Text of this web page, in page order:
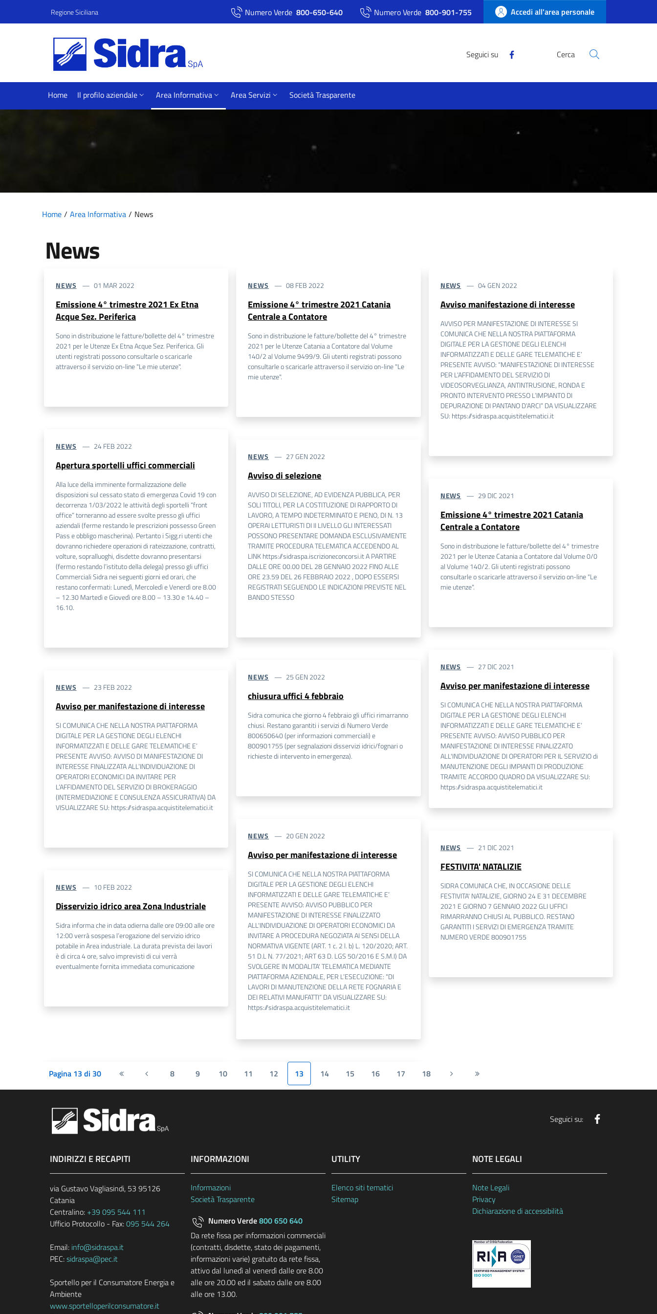
Vai al contenuto principale
Vai al menu principale
Regione Siciliana Numero Verde 800-650-640 Numero Verde 800-901-755 Accedi all'area personale
Seguici su Cerca
Home Il profilo aziendale Area Informativa Area Servizi Società Trasparente
Home Area Informativa News
News
NEWS 01 MAR 2022
Emissione 4° trimestre 2021 Ex Etna
Acque Sez. Periferica
Sono in distribuzione le fatture/bollette del 4° trimestre
2021 per le Utenze Ex Etna Acque Sez. Periferica. Gli
utenti registrati possono consultarle o scaricarle
attraverso il servizio on-line "Le mie utenze".
NEWS 24 FEB 2022
Apertura sportelli uffici commerciali
Alla luce della imminente formalizzazione delle
disposizioni sul cessato stato di emergenza Covid 19 con
decorrenza 1/03/2022 le attività degli sportelli “front
office” torneranno ad essere svolte presso gli uffici
aziendali (ferme restando le prescrizioni possesso Green
Pass e obbligo mascherina). Pertanto i Sigg.ri utenti che
dovranno richiedere operazioni di rateizzazione, contratti,
volture, sopralluoghi, disdette dovranno presentarsi
(fermo restando l’istituto della delega) presso gli uffici
Commerciali Sidra nei seguenti giorni ed orari, che
restano confermati: Lunedì, Mercoledì e Venerdì ore 8.00
– 12.30 Martedì e Giovedì ore 8.00 – 13.30 e 14.40 –
16.10.
NEWS 23 FEB 2022
Avviso per manifestazione di interesse
SI COMUNICA CHE NELLA NOSTRA PIATTAFORMA
DIGITALE PER LA GESTIONE DEGLI ELENCHI
INFORMATIZZATI E DELLE GARE TELEMATICHE E’
PRESENTE AVVISO: AVVISO DI MANIFESTAZIONE DI
INTERESSE FINALIZZATA ALL’INDIVIDUAZIONE DI
OPERATORI ECONOMICI DA INVITARE PER
L’AFFIDAMENTO DEL SERVIZIO DI BROKERAGGIO
(INTERMEDIAZIONE E CONSULENZA ASSICURATIVA) DA
VISUALIZZARE SU: https://sidraspa.acquistitelematici.it
NEWS 10 FEB 2022
Disservizio idrico area Zona Industriale
Sidra informa che in data odierna dalle ore 09:00 alle ore
12:00 verrà sospesa l’erogazione del servizio idrico
potabile in Area industriale. La durata prevista dei lavori
è di circa 4 ore, salvo imprevisti di cui verrà
eventualmente fornita immediata comunicazione
NEWS 08 FEB 2022
Emissione 4° trimestre 2021 Catania
Centrale a Contatore
Sono in distribuzione le fatture/bollette del 4° trimestre
2021 per le Utenze Catania a Contatore dal Volume
140/2 al Volume 9499/9. Gli utenti registrati possono
consultarle o scaricarle attraverso il servizio on-line "Le
mie utenze".
NEWS 27 GEN 2022
Avviso di selezione
AVVISO DI SELEZIONE, AD EVIDENZA PUBBLICA, PER
SOLI TITOLI, PER LA COSTITUZIONE DI RAPPORTO DI
LAVORO, A TEMPO INDETERMINATO E PIENO, DI N. 13
OPERAI LETTURISTI DI II LIVELLO GLI INTERESSATI
POSSONO PRESENTARE DOMANDA ESCLUSIVAMENTE
TRAMITE PROCEDURA TELEMATICA ACCEDENDO AL
LINK https://sidraspa.iscrizioneconcorsi.it A PARTIRE
DALLE ORE 00.00 DEL 28 GENNAIO 2022 FINO ALLE
ORE 23.59 DEL 26 FEBBRAIO 2022 , DOPO ESSERSI
REGISTRATI SEGUENDO LE INDICAZIONI PREVISTE NEL
BANDO STESSO
NEWS 25 GEN 2022
chiusura uffici 4 febbraio
Sidra comunica che giorno 4 febbraio gli uffici rimarranno
chiusi. Restano garantiti i servizi di Numero Verde
800650640 (per informazioni commerciali) e
800901755 (per segnalazioni disservizi idrici/fognari o
richieste di intervento in emergenza).
NEWS 20 GEN 2022
Avviso per manifestazione di interesse
SI COMUNICA CHE NELLA NOSTRA PIATTAFORMA
DIGITALE PER LA GESTIONE DEGLI ELENCHI
INFORMATIZZATI E DELLE GARE TELEMATICHE E’
PRESENTE AVVISO: AVVISO PUBBLICO PER
MANIFESTAZIONE DI INTERESSE FINALIZZATO
ALL'INDIVIDUAZIONE DI OPERATORI ECONOMICI DA
INVITARE A PROCEDURA NEGOZIATA AI SENSI DELLA
NORMATIVA VIGENTE (ART. 1 c. 2 l. b) L. 120/2020; ART.
51 D.L N. 77/2021; ART 63 D. LGS 50/2016 E S.M.I) DA
SVOLGERE IN MODALITA' TELEMATICA MEDIANTE
PIATTAFORMA AZIENDALE, PER L’ESECUZIONE: “DI
LAVORI DI MANUTENZIONE DELLA RETE FOGNARIA E
DEI RELATIVI MANUFATTI” DA VISUALIZZARE SU:
https://sidraspa.acquistitelematici.it
NEWS 04 GEN 2022
Avviso manifestazione di interesse
AVVISO PER MANIFESTAZIONE DI INTERESSE SI
COMUNICA CHE NELLA NOSTRA PIATTAFORMA
DIGITALE PER LA GESTIONE DEGLI ELENCHI
INFORMATIZZATI E DELLE GARE TELEMATICHE E’
PRESENTE AVVISO: “MANIFESTAZIONE DI INTERESSE
PER L’AFFIDAMENTO DEL SERVIZIO DI
VIDEOSORVEGLIANZA, ANTINTRUSIONE, RONDA E
PRONTO INTERVENTO PRESSO L’IMPIANTO DI
DEPURAZIONE DI PANTANO D’ARCI” DA VISUALIZZARE
SU: https://sidraspa.acquistitelematici.it
NEWS 29 DIC 2021
Emissione 4° trimestre 2021 Catania
Centrale a Contatore
Sono in distribuzione le fatture/bollette del 4° trimestre
2021 per le Utenze Catania a Contatore dal Volume 0/0
al Volume 140/2. Gli utenti registrati possono
consultarle o scaricarle attraverso il servizio on-line "Le
mie utenze".
NEWS 27 DIC 2021
Avviso per manifestazione di interesse
SI COMUNICA CHE NELLA NOSTRA PIATTAFORMA
DIGITALE PER LA GESTIONE DEGLI ELENCHI
INFORMATIZZATI E DELLE GARE TELEMATICHE E’
PRESENTE AVVISO: AVVISO PUBBLICO PER
MANIFESTAZIONE DI INTERESSE FINALIZZATO
ALL'INDIVIDUAZIONE DI OPERATORI PER IL SERVIZIO di
MANUTENZIONE DEGLI IMPIANTI DI PRODUZIONE
TRAMITE ACCORDO QUADRO DA VISUALIZZARE SU:
https://sidraspa.acquistitelematici.it
NEWS 21 DIC 2021
FESTIVITA' NATALIZIE
SIDRA COMUNICA CHE, IN OCCASIONE DELLE
FESTIVITA' NATALIZIE, GIORNO 24 E 31 DECEMBRE
2021 E GIORNO 7 GENNAIO 2022 GLI UFFICI
RIMARRANNO CHIUSI AL PUBBLICO. RESTANO
GARANTITI I SERVIZI DI EMERGENZA TRAMITE
NUMERO VERDE 800901755
Pagina 13 di 30 Prima paginaPagina precedente
8 9 10 11 12 13 14 15 16 17 18 Pagina successiva
Ultima pagina
Seguici su:
INDIRIZZI E RECAPITI
via Gustavo Vagliasindi, 53 95126
Catania
Centralino: +39 095 544 111
Ufficio Protocollo - Fax:095 544 264
Email: info@sidraspa.it
PEC:sidraspa@pec.it
Sportello per il Consumatore Energia e
Ambiente
www.sportelloperilconsumatore.it
INFORMAZIONI
Informazioni
Società Trasparente
Numero Verde800 650 640
Da rete fissa per informazioni commerciali
(contratti, disdette, stato dei pagamenti,
informazioni varie) gratuito da rete fissa,
attivo dal lunedì al venerdì dalle ore 8.00
alle ore 20.00 ed il sabato dalle ore 8.00
alle ore 13.00.
UTILITY
Elenco siti tematici
Sitemap
NOTE LEGALI
Note Legali
Privacy
Dichiarazione di accessibilità